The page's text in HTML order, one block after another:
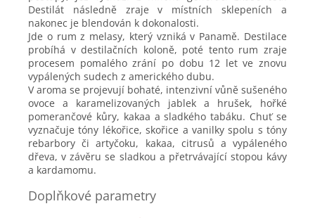
Destilát následně zraje v místních sklepeních a
nakonec je blendován k dokonalosti.
Jde o rum z melasy, který vzniká v Panamě. Destilace
probíhá v destilačních koloně, poté tento rum zraje
procesem pomalého zrání po dobu 12 let ve znovu
vypálených sudech z amerického dubu.
V aroma se projevují bohaté, intenzivní vůně sušeného
ovoce a karamelizovaných jablek a hrušek, hořké
pomerančové kůry, kakaa a sladkého tabáku. Chuť se
vyznačuje tóny lékořice, skořice a vanilky spolu s tóny
rebarbory či artyčoku, kakaa, citrusů a vypáleného
dřeva, v závěru se sladkou a přetrvávající stopou kávy
a kardamomu.
Doplňkové parametry